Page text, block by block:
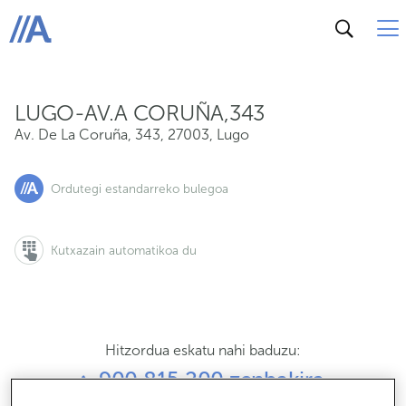
ABANCA
LUGO-AV.A CORUÑA,343
Av. De La Coruña, 343, 27003, Lugo
Ordutegi estandarreko bulegoa
Kutxazain automatikoa du
Hitzordua eskatu nahi baduzu:
900 815 200 zenbakira